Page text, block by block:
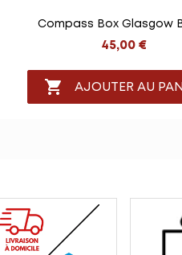
Compass Box Glasgow
45,00 €
 AJOUTER AU